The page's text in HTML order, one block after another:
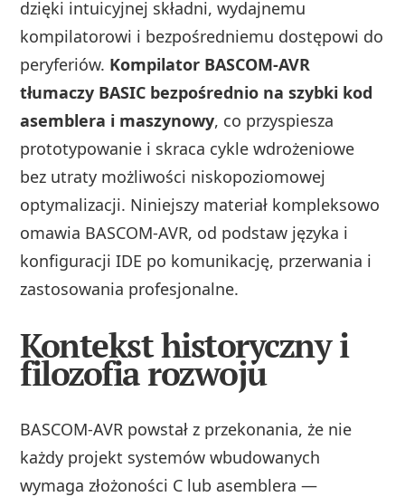
dzięki intuicyjnej składni, wydajnemu
kompilatorowi i bezpośredniemu dostępowi do
peryferiów. Kompilator BASCOM‑AVR
tłumaczy BASIC bezpośrednio na szybki kod
asemblera i maszynowy, co przyspiesza
prototypowanie i skraca cykle wdrożeniowe
bez utraty możliwości niskopoziomowej
optymalizacji. Niniejszy materiał kompleksowo
omawia BASCOM‑AVR, od podstaw języka i
konfiguracji IDE po komunikację, przerwania i
zastosowania profesjonalne.
Kontekst historyczny i
filozofia rozwoju
BASCOM‑AVR powstał z przekonania, że nie
każdy projekt systemów wbudowanych
wymaga złożoności C lub asemblera —